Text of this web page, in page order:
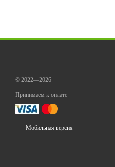
© 2022—2026
Принимаем к оплате
Мобильная версия